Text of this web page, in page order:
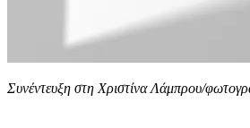
Συνέντευξη στη Χριστίνα Λάμπρου/